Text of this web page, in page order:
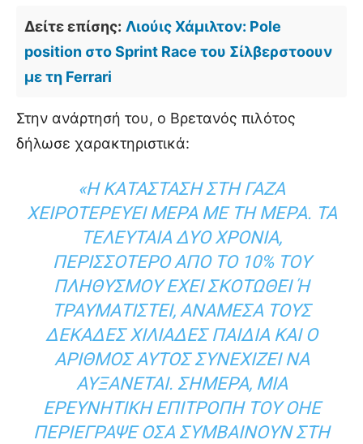
Δείτε επίσης: Λιούις Χάμιλτον: Pole
position στο Sprint Race του Σίλβερστοουν
με τη Ferrari
Στην ανάρτησή του, ο Βρετανός πιλότος
δήλωσε χαρακτηριστικά:
«Η ΚΑΤΆΣΤΑΣΗ ΣΤΗ ΓΆΖΑ
ΧΕΙΡΟΤΕΡΕΎΕΙ ΜΈΡΑ ΜΕ ΤΗ ΜΈΡΑ. ΤΑ
ΤΕΛΕΥΤΑΊΑ ΔΎΟ ΧΡΌΝΙΑ,
ΠΕΡΙΣΣΌΤΕΡΟ ΑΠΌ ΤΟ 10% ΤΟΥ
ΠΛΗΘΥΣΜΟΎ ΈΧΕΙ ΣΚΟΤΩΘΕΊ Ή Τ
ΡΑΥΜΑΤΙΣΤΕΊ, ΑΝΆΜΕΣΆ ΤΟΥΣ Δ
ΕΚΆΔΕΣ ΧΙΛΙΆΔΕΣ ΠΑΙΔΙΆ ΚΑΙ Ο Α
ΡΙΘΜΌΣ ΑΥΤΌΣ ΣΥΝΕΧΊΖΕΙ ΝΑ Α
ΥΞΆΝΕΤΑΙ. ΣΉΜΕΡΑ, ΜΙΑ Ε
ΡΕΥΝΗΤΙΚΉ ΕΠΙΤΡΟΠΉ ΤΟΥ ΟΗΕ Π
ΕΡΙΈΓΡΑΨΕ ΌΣΑ ΣΥΜΒΑΊΝΟΥΝ ΣΤΗ Γ